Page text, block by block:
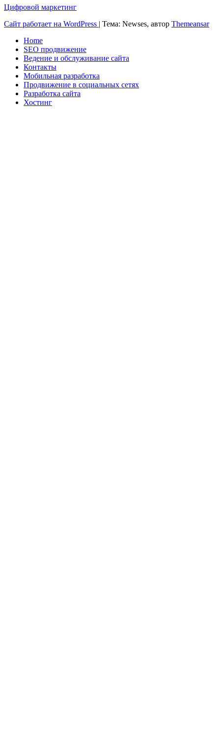
Цифровой маркетинг
Сайт работает на WordPress | Тема: Newses, автор Themeansar
Home
SEO продвижение
Ведение и обслуживание сайта
Контакты
Мобильная разработка
Продвижение в социальных сетях
Разработка сайта
Хостинг